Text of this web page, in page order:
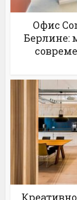
Офис
Берлине: